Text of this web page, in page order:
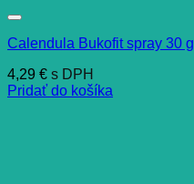
Calendula Bukofit spray 30 g
4,29 € s DPH
Pridať do košíka